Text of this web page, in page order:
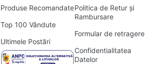
Produse Recomandate
Top 100 Vândute
Ultimele Postări
Politica de Retur și
Rambursare
Formular de retragere
Confidentialitatea
Datelor